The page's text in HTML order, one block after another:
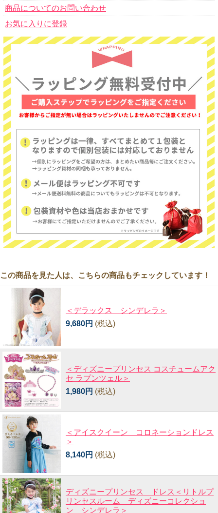
商品についてのお問い合わせ
お気に入りに登録
この商品を見た人は、こちらの商品もチェックしています！
＜デラックス シンデレラ＞
9,680円 (税込)
＜ディズニープリンセス コスチュームアク
セ ラプンツェル＞
1,980円 (税込)
＜アイスクイーン コロネーションドレス
＞
8,140円 (税込)
ディズニープリンセス ドレス＜リトルプ
リンセスルーム ディズニーコレクショ
ン シンデレラ＞